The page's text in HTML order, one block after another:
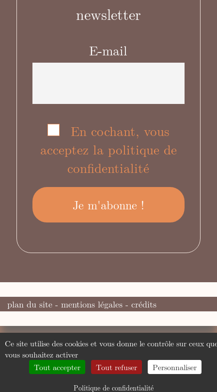
newsletter
E-mail
En cochant, vous
acceptez la politique de
confidentialité
plan du site - mentions légales - crédits
Ce site utilise des cookies et vous donne le contrôle sur ceux
vous souhaitez activer
Tout accepter
Tout refuser Personnaliser
Politique de confidentialité